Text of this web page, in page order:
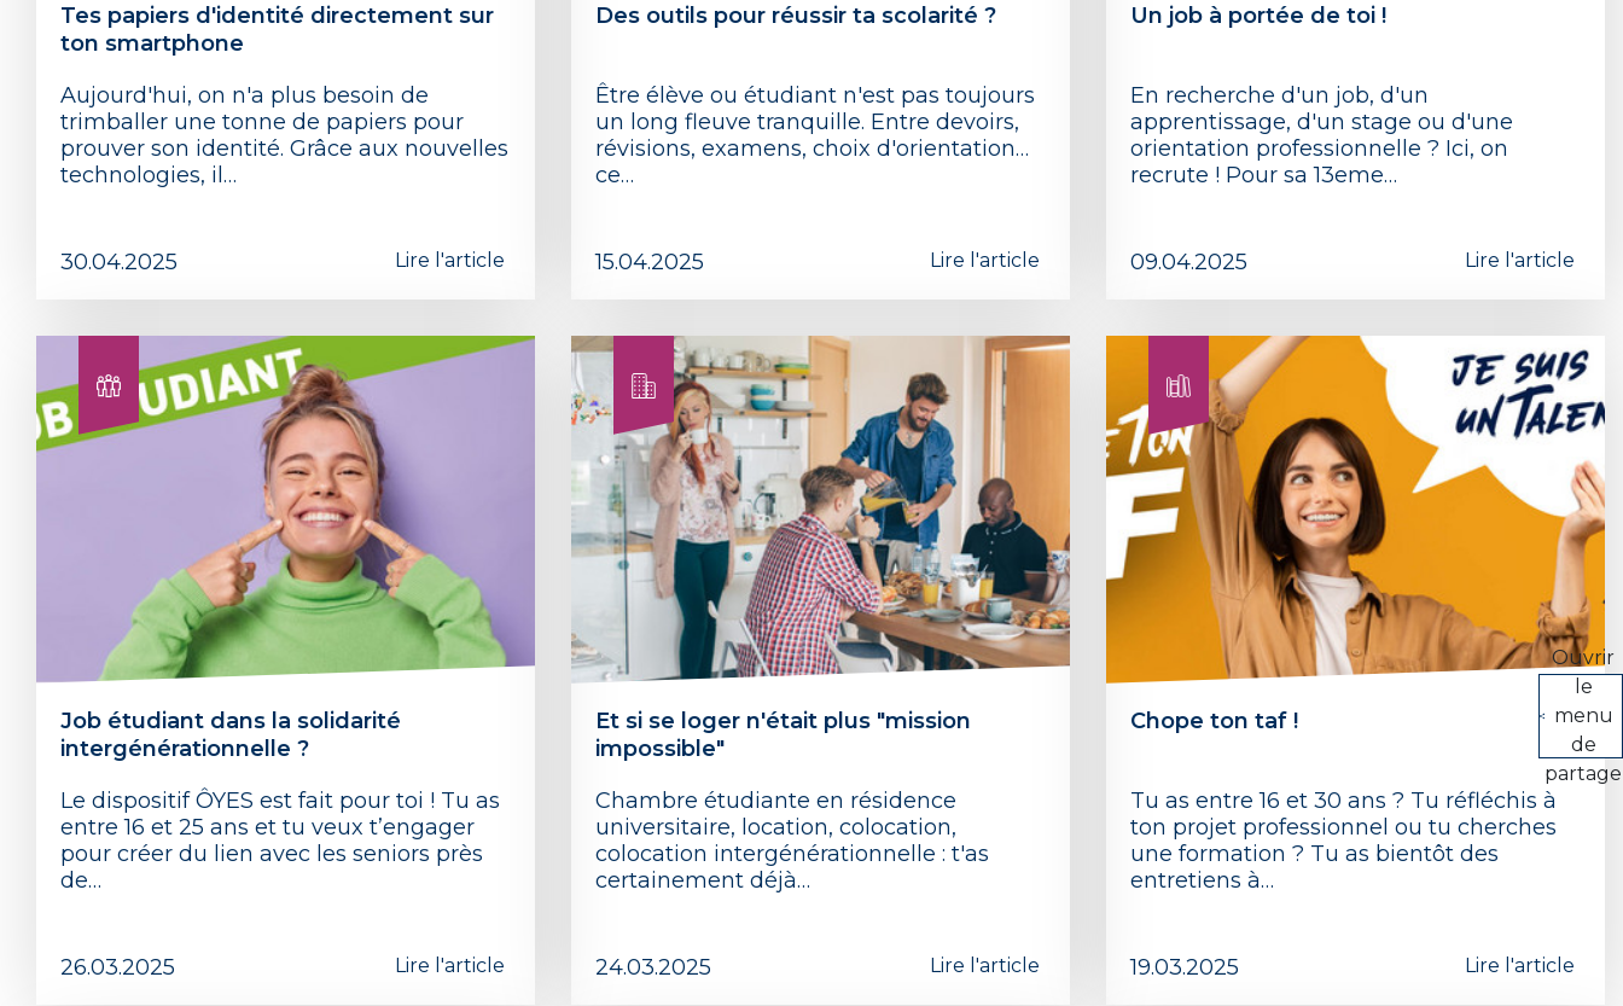
Ouvrir
le
menu
de
partage
Tes papiers d'identité directement sur
ton smartphone
Aujourd'hui, on n'a plus besoin de
trimballer une tonne de papiers pour
prouver son identité. Grâce aux nouvelles
technologies, il…
30.04.2025 Lire l'article
Des outils pour réussir ta scolarité ?
Être élève ou étudiant n'est pas toujours
un long fleuve tranquille. Entre devoirs,
révisions, examens, choix d'orientation…
ce…
15.04.2025 Lire l'article
Un job à portée de toi !
En recherche d'un job, d'un
apprentissage, d'un stage ou d'une
orientation professionnelle ? Ici, on
recrute ! Pour sa 13eme…
09.04.2025 Lire l'article
Job étudiant dans la solidarité
intergénérationnelle ?
Le dispositif ÔYES est fait pour toi ! Tu as
entre 16 et 25 ans et tu veux t’engager
pour créer du lien avec les seniors près
de…
26.03.2025 Lire l'article
Et si se loger n'était plus "mission
impossible"
Chambre étudiante en résidence
universitaire, location, colocation,
colocation intergénérationnelle : t'as
certainement déjà…
24.03.2025 Lire l'article
Chope ton taf !
Tu as entre 16 et 30 ans ? Tu réfléchis à
ton projet professionnel ou tu cherches
une formation ? Tu as bientôt des
entretiens à…
19.03.2025 Lire l'article